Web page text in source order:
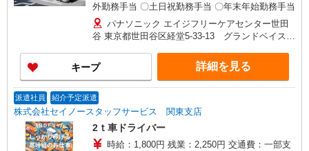
外勤務手当 〇土日祝勤務手当 〇年末年始勤務手当
パナソニック エイジフリーケアセンター世田
谷 東京都世田谷区経堂5-33-13 グランドベイス経
キープ 詳細を見る
派遣社員 紹介予定派遣
株式会社セイノースタッフサービス 関東支店
2ｔ車ドライバー
時給：1,800円 残業：2,250円 交通費：一部支